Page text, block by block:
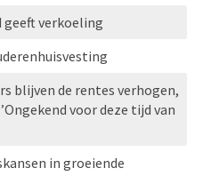
verkoeling
blijven de rentes verhogen,
voor deze tijd van
in groeiende